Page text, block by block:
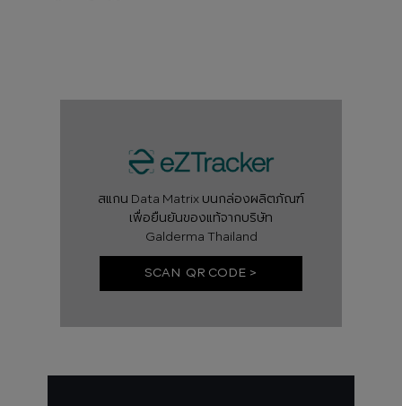
สแกน Data Matrix บนกล่องผลิตภัณฑ์
เพื่อยืนยันของแท้จากบริษัท
Galderma Thailand
SCAN QR CODE >